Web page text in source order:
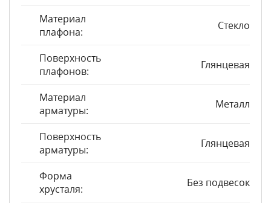
Материал
плафона:
Стекло
Поверхность
плафонов:
Глянцевая
Материал
арматуры:
Металл
Поверхность
арматуры:
Глянцевая
Форма
хрусталя:
Без подвесок